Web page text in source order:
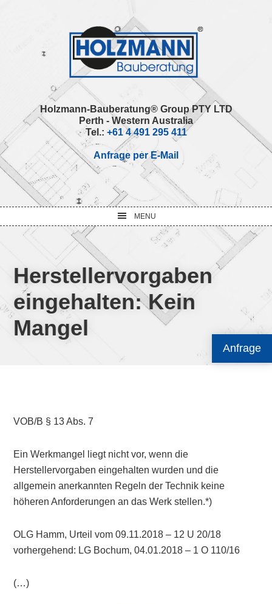
Anfrage
navigation
Holzmann-Bauberatung® Group PTY LTD
Perth - Western Australia
Tel.: +61 4 491 295 411
Anfrage per E-Mail
MENU
Herstellervorgaben
eingehalten: Kein
Mangel
VOB/B § 13 Abs. 7
Ein Werkmangel liegt nicht vor, wenn die
Herstellervorgaben eingehalten wurden und die
allgemein anerkannten Regeln der Technik keine
höheren Anforderungen an das Werk stellen.*)
OLG Hamm, Urteil vom 09.11.2018 – 12 U 20/18
vorhergehend: LG Bochum, 04.01.2018 – 1 O 110/16
(…)